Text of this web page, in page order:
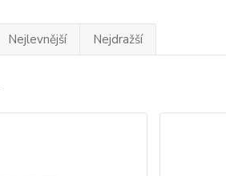
Nejlevnější Nejdražší